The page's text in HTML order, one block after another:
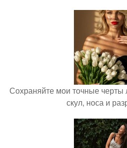
Сохраняйте мои точные
скул, носа и